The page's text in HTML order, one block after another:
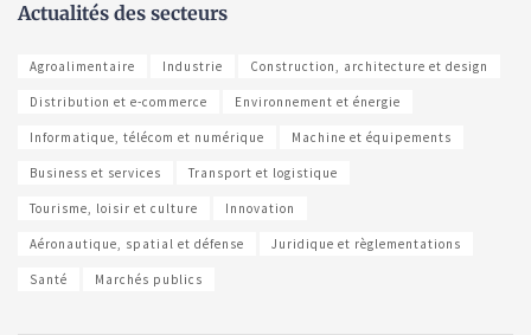
Actualités des secteurs
Agroalimentaire Industrie Construction, architecture et design
Distribution et e-commerce Environnement et énergie
Informatique, télécom et numérique Machine et équipements
Business et services Transport et logistique
Tourisme, loisir et culture Innovation
Aéronautique, spatial et défense Juridique et règlementations
Santé Marchés publics